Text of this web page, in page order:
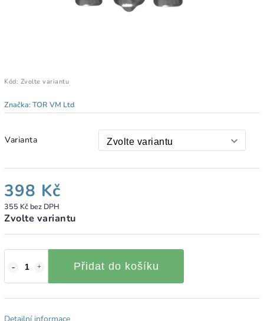
Kód: Zvolte variantu
Značka:TOR VM Ltd
Varianta
398 Kč
355 Kč bez DPH
Zvolte variantu
Přidat do košíku
Detailní informace